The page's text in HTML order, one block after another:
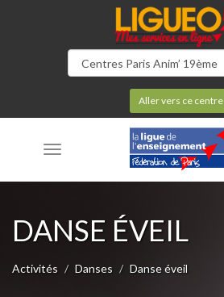
Aller vers ce centre
Toggle
DANSE ÉVEIL
Activités Danses Danse éveil